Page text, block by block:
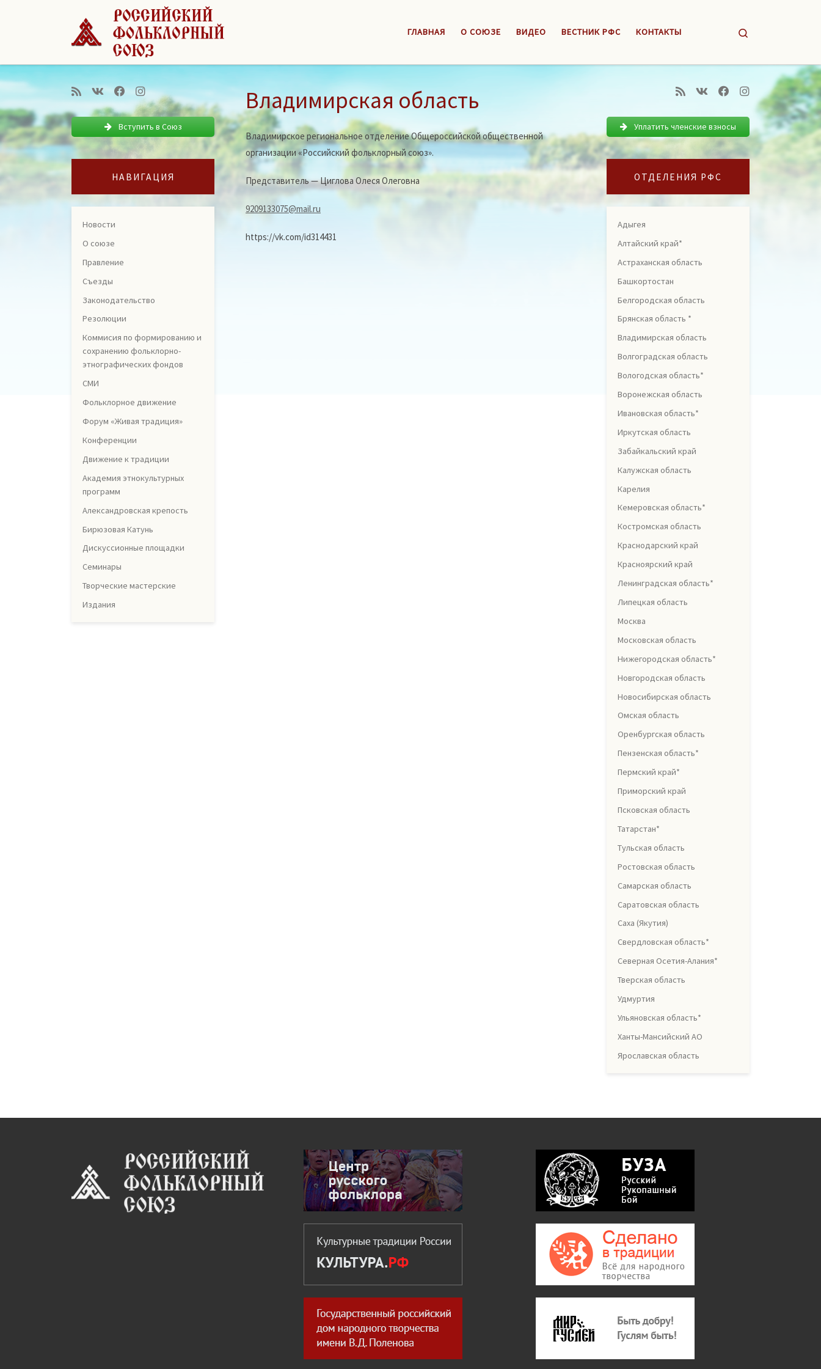
Перейти к содержимому
ГЛАВНАЯ О СОЮЗЕ ВИДЕО ВЕСТНИК РФС КОНТАКТЫ
Владимирская область
Владимирское региональное отделение Общероссийской общественной
организации «Российский фольклорный союз».
Представитель — Циглова Олеся Олеговна
9209133075@mail.ru
https://vk.com/id314431
Вступить в Союз
НАВИГАЦИЯ
Новости
О союзе
Правление
Съезды
Законодательство
Резолюции
Коммисия по формированию и
сохранению фольклорно-
этнографических фондов
СМИ
Фольклорное движение
Форум «Живая традиция»
Конференции
Движение к традиции
Академия этнокультурных
программ
Александровская крепость
Бирюзовая Катунь
Дискуссионные площадки
Семинары
Творческие мастерские
Издания
Уплатить членские взносы
ОТДЕЛЕНИЯ РФС
Адыгея
Алтайский край*
Астраханская область
Башкортостан
Белгородская область
Брянская область *
Владимирская область
Волгоградская область
Вологодская область*
Воронежская область
Ивановская область*
Иркутская область
Забайкальский край
Калужская область
Карелия
Кемеровская область*
Костромская область
Краснодарский край
Красноярский край
Ленинградская область*
Липецкая область
Москва
Московская область
Нижегородская область*
Новгородская область
Новосибирская область
Омская область
Оренбургская область
Пензенская область*
Пермский край*
Приморский край
Псковская область
Татарстан*
Тульская область
Ростовская область
Самарская область
Саратовская область
Саха (Якутия)
Свердловская область*
Северная Осетия-Алания*
Тверская область
Удмуртия
Ульяновская область*
Ханты-Мансийский АО
Ярославская область